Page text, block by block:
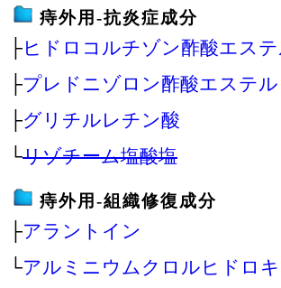
痔外用‐抗炎症成分
├ヒドロコルチゾン酢酸エス
├プレドニゾロン酢酸エステル
├グリチルレチン酸
└リゾチーム塩酸塩
痔外用‐組織修復成分
├アラントイン
└アルミニウムクロルヒドロ